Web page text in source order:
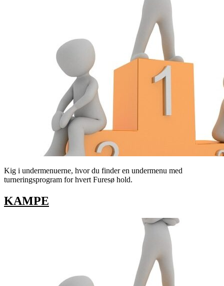
Kig i undermenuerne, hvor du finder en undermenu med
turneringsprogram for hvert Furesø hold.
KAMPE